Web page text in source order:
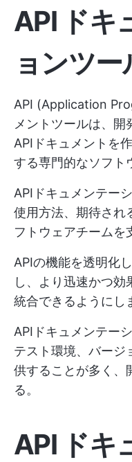
API ドキ
ョンツー
API (Application
メントツールは、
APIドキュメントを
する専門的なソフト
APIドキュメンテー
使用方法、期待され
フトウェアチームを
APIの機能を透明化
し、より迅速かつ効
統合できるようにし
APIドキュメンテー
テスト環境、バージ
供することが多く、
る。
API ドキ